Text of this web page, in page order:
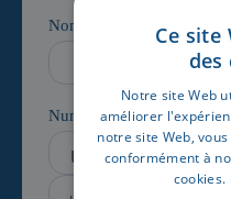
Ce site
des
Notre site Web
améliorer
notre site Web,
conformément à
cookies.